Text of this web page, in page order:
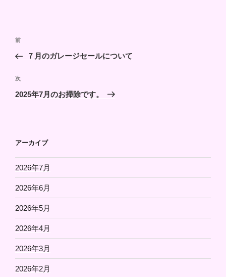
投
ナ
ビ
ゲ
ン
前
の
稿
前
７月のガレージセールについて
次
の
次
2025年7月のお掃除です。
アーカイブ
2026年7月
2026年6月
2026年5月
2026年4月
2026年3月
2026年2月